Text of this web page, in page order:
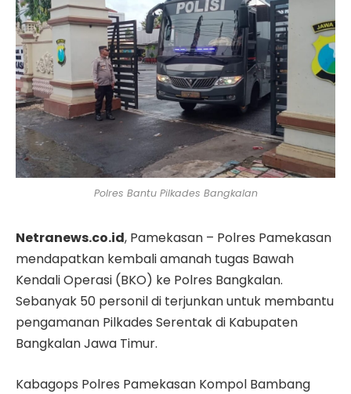
Polres Bantu Pilkades Bangkalan
Netranews.co.id, Pamekasan – Polres Pamekasan
mendapatkan kembali amanah tugas Bawah
Kendali Operasi (BKO) ke Polres Bangkalan.
Sebanyak 50 personil di terjunkan untuk membantu
pengamanan Pilkades Serentak di Kabupaten
Bangkalan Jawa Timur.
Kabagops Polres Pamekasan Kompol Bambang